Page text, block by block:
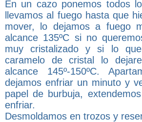
En un cazo ponemos todos
llevamos al fuego hasta que
mover, lo dejamos a fuego
alcance 135ºC si no
muy cristalizado y si lo
caramelo de cristal lo
alcance 145º-150ºC.
dejamos enfriar un minuto y
papel de burbuja,
enfriar.
Desmoldamos en trozos y